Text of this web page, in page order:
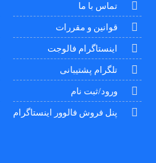
تماس با ما
قوانین و مقررات
اینستاگرام فالوجت
تلگرام پشتیبانی
ورود/ثبت نام
پنل فروش فالوور اینستاگرام